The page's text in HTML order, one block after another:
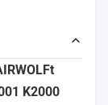
K2000